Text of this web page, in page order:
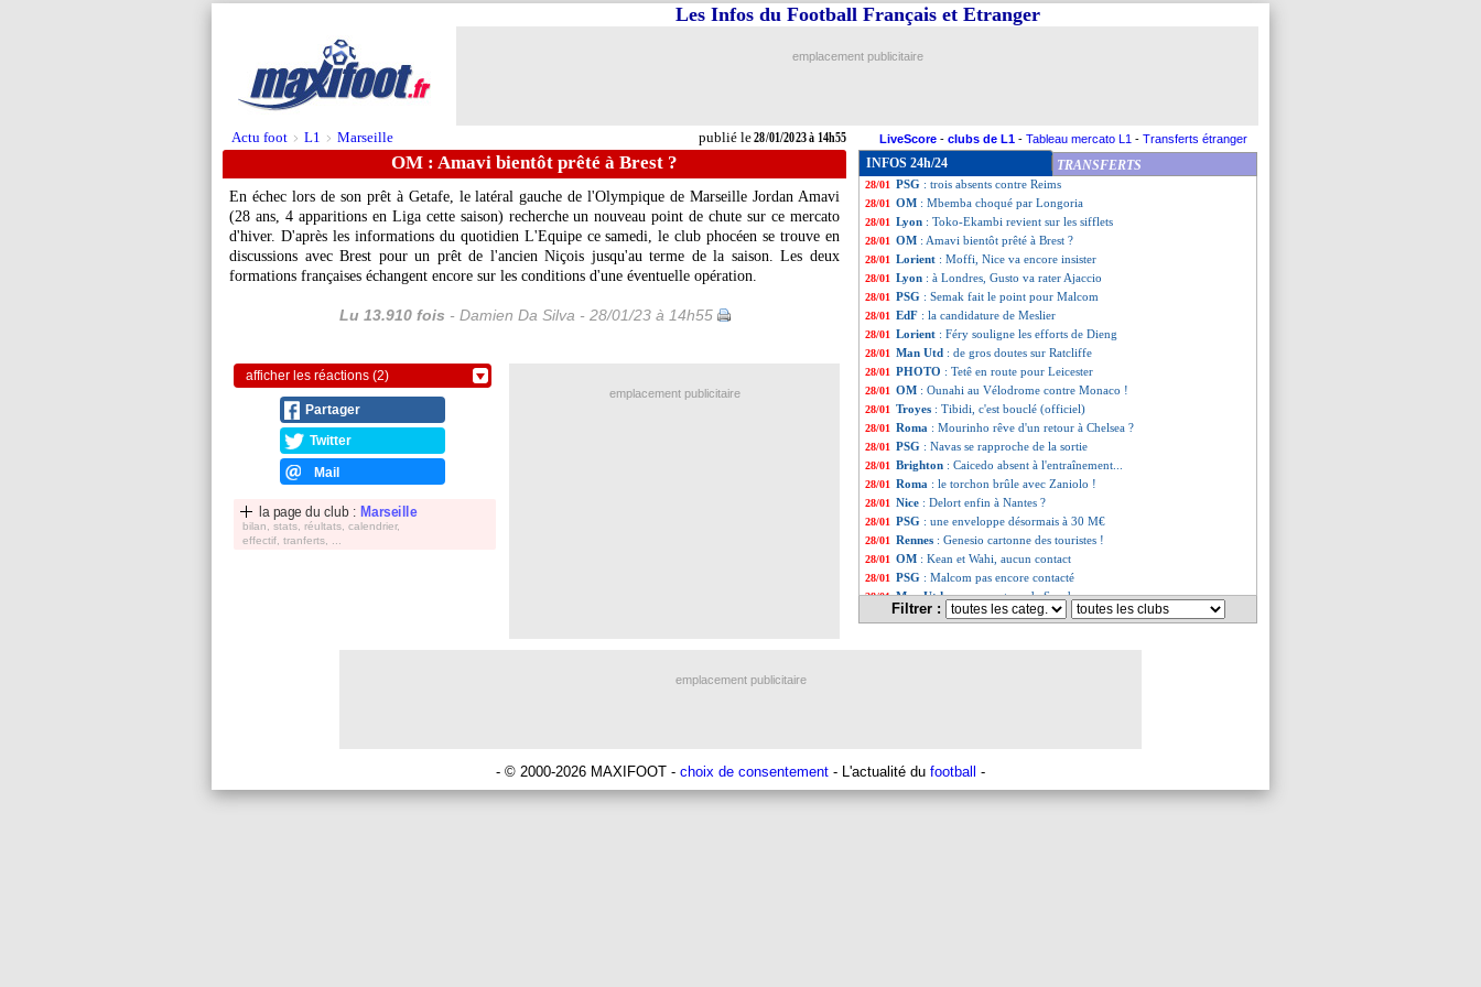
Actu foot > L1 > Marseille publié le28/01/2023 à 14h55
Les Infos du Football Français et Etranger
emplacement publicitaire
LiveScore - clubs de L1 - Tableau mercato L1 - Transferts étranger
OM : Amavi bientôt prêté à Brest ?
En échec lors de son prêt à Getafe, le latéral gauche de l'Olympique de Marseille Jordan Amavi
(28 ans, 4 apparitions en Liga cette saison) recherche un nouveau point de chute sur ce mercato
d'hiver. D'après les informations du quotidien L'Equipe ce samedi, le club phocéen se trouve en
discussions avec Brest pour un prêt de l'ancien Niçois jusqu'au terme de la saison. Les deux
formations françaises échangent encore sur les conditions d'une éventuelle opération.
Lu 13.910 fois - Damien Da Silva - 28/01/23 à 14h55
afficher les réactions (2)
Partager
Twitter
Mail
la page du club : Marseille
bilan, stats, réultats, calendrier,
effectif, tranferts, ...
INFOS 24h/24 TRANSFERTS
28/01 Esp.: Dembélé blessé, le Barça remercie Pedri
28/01 Juve
28/01 OM: une offre de l'Atletico pour Clauss
28/01 L1: Troyes-Lens, les compos
28/01 PSG : trois absents contre Reims
28/01 OM : Mbemba choqué par Longoria
28/01 Lyon : Toko-Ekambi revient sur les sifflets
28/01 OM : Amavi bientôt prêté à Brest ?
28/01 Lorient : Moffi, Nice va encore insister
28/01 Lyon : à Londres, Gusto va rater Ajaccio
28/01 PSG : Semak fait le point pour Malcom
28/01 EdF : la candidature de Meslier
28/01 Lorient : Féry souligne les efforts de Dieng
28/01 Man Utd : de gros doutes sur Ratcliffe
28/01 PHOTO : Tetê en route pour Leicester
28/01 OM : Ounahi au Vélodrome contre Monaco !
28/01 Troyes : Tibidi, c'est bouclé (officiel)
28/01 Roma : Mourinho rêve d'un retour à Chelsea ?
28/01 PSG : Navas se rapproche de la sortie
28/01 Brighton : Caicedo absent à l'entraînement...
28/01 Roma : le torchon brûle avec Zaniolo !
28/01 Nice : Delort enfin à Nantes ?
28/01 PSG : une enveloppe désormais à 30 M€
28/01 Rennes : Genesio cartonne des touristes !
28/01 OM : Kean et Wahi, aucun contact
28/01 PSG : Malcom pas encore contacté
28/01 Man Utd: vers un retour de Sancho
Nice: Schneiderlin prêté en Australie (off.)
Filtrer :
emplacement publicitaire
emplacement publicitaire
- © 2000-2026 MAXIFOOT - choix de consentement - L'actualité du football -